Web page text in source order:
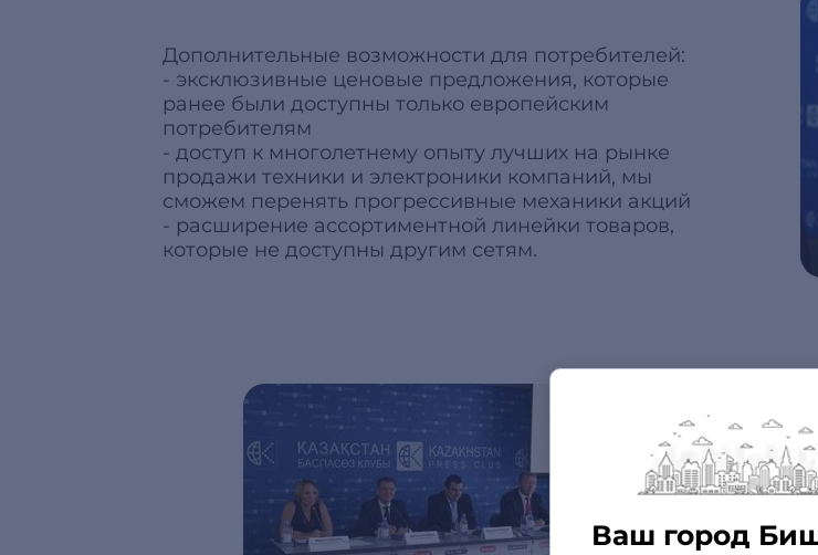
Ваш город
Дополнительные возможности для потребителей:
- эксклюзивные ценовые предложения, которые
ранее были доступны только европейским
потребителям
- доступ к многолетнему опыту лучших на рынке
продажи техники и электроники компаний, мы
сможем перенять прогрессивные механики акций
- расширение ассортиментной линейки товаров,
которые не доступны другим сетям.